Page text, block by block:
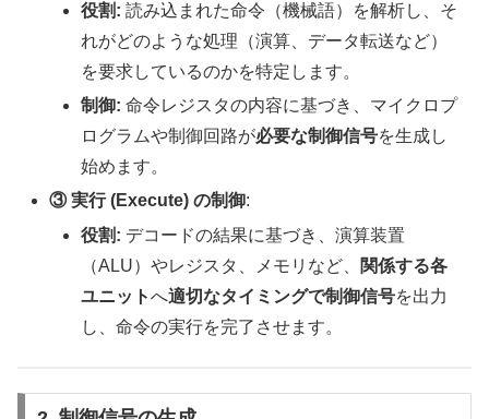
役割: 読み込まれた命令（機械語）を解析し、そ
れがどのような処理（演算、データ転送など）
を要求しているのかを特定します。
制御: 命令レジスタの内容に基づき、マイクロプ
ログラムや制御回路が必要な制御信号を生成し
始めます。
③ 実行 (Execute) の制御:
役割: デコードの結果に基づき、演算装置
（ALU）やレジスタ、メモリなど、 関係する各
ユニットへ適切なタイミングで制御信号を出力
し、命令の実行を完了させます。